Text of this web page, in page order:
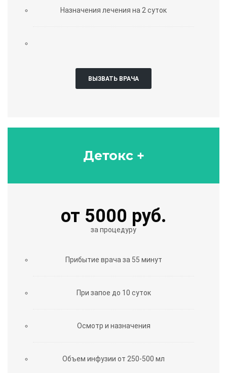
Назначения лечения на 2 суток
ВЫЗВАТЬ ВРАЧА
Детокс +
от 5000 руб.
за процедуру
Прибытие врача за 55 минут
При запое до 10 суток
Осмотр и назначения
Объем инфузии от 250-500 мл